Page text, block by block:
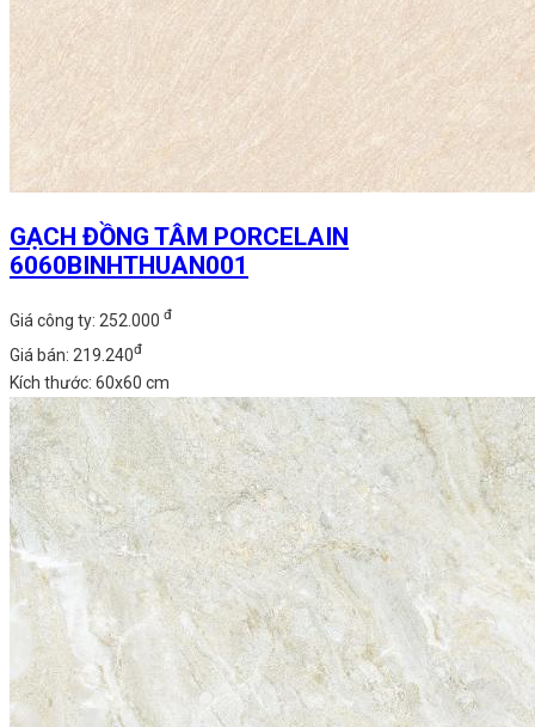
GẠCH ĐỒNG TÂM PORCELAIN
6060BINHTHUAN001
Giá công ty: 252.000 đ
Giá bán: 219.240đ
Kích thước: 60x60 cm